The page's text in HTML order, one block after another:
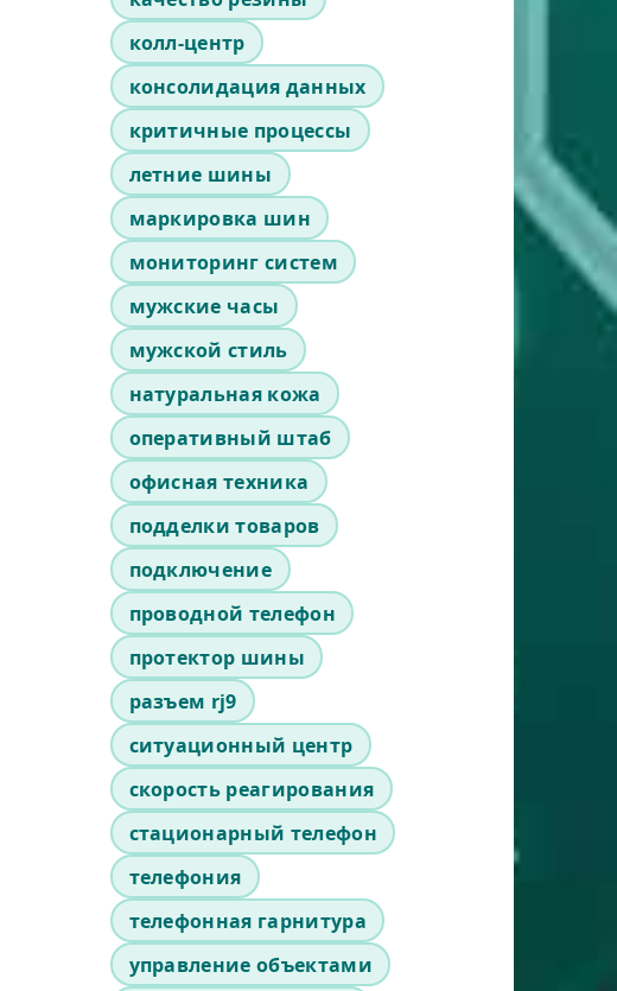
колл-центр
консолидация данных
критичные процессы
летние шины
маркировка шин
мониторинг систем
мужские часы
мужской стиль
натуральная кожа
оперативный штаб
офисная техника
подделки товаров
подключение
проводной телефон
протектор шины
разъем rj9
ситуационный центр
скорость реагирования
стационарный телефон
телефония
телефонная гарнитура
управление объектами